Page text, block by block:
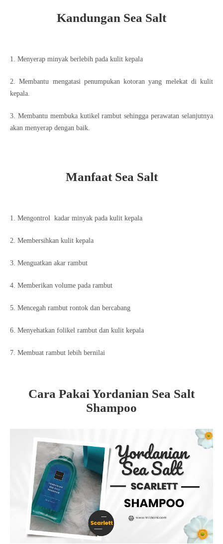
Kandungan Sea Salt
1. Menyerap minyak berlebih pada kulit kepala
2. Membantu mengatasi penumpukan kotoran yang melekat di kulit
kepala.
3. Membantu membuka kutikel rambut sehingga perawatan selanjutnya
akan menyerap dengan baik.
Manfaat Sea Salt
1. Mengontrol kadar minyak pada kulit kepala
2. Membersihkan kulit kepala
3. Menguatkan akar rambut
4. Memberikan volume pada rambut
5. Mencegah rambut rontok dan bercabang
6. Menyehatkan folikel rambut dan kulit kepala
7. Membuat rambut lebih bernilai
Cara Pakai Yordanian Sea Salt
Shampoo